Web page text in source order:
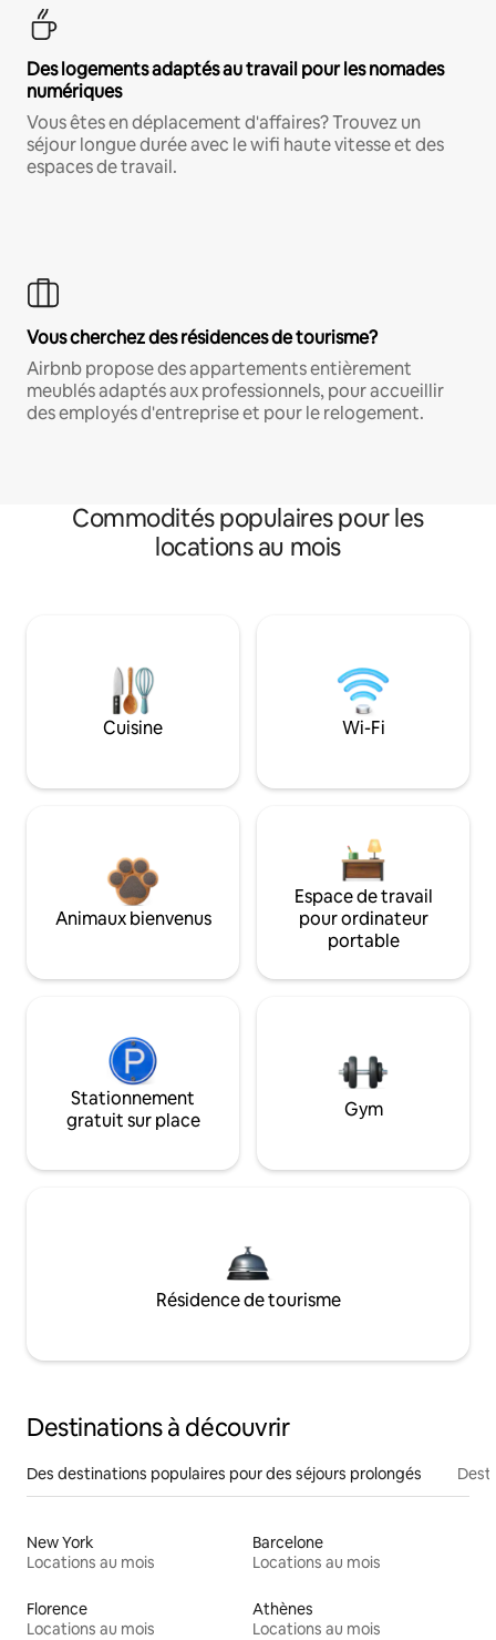
Des logements adaptés au travail pour les nomades
numériques
Vous êtes en déplacement d'affaires? Trouvez un
séjour longue durée avec le wifi haute vitesse et des
espaces de travail.
Vous cherchez des résidences de tourisme?
Airbnb propose des appartements entièrement
meublés adaptés aux professionnels, pour accueillir
des employés d'entreprise et pour le relogement.
Commodités populaires pour les
locations au mois
Cuisine Wi-Fi
Animaux bienvenus
Espace de travail
pour ordinateur
portable
Stationnement
gratuit sur place
Gym
Résidence de tourisme
Destinations à découvrir
Des destinations populaires pour des séjours prolongés
New York
Locations au mois
Barcelone
Locations au mois
Florence
Locations au mois
Athènes
Locations au mois